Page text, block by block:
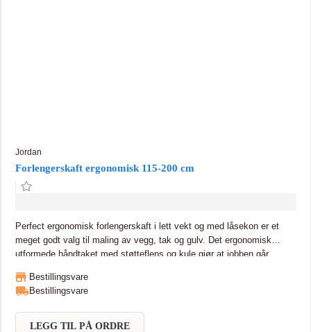
Jordan
Forlengerskaft ergonomisk 115-200 cm
Perfect ergonomisk forlengerskaft i lett vekt og med låsekon er et
meget godt valg til maling av vegg, tak og gulv. Det ergonomisk
utformede håndtaket med støtteflens og kule gjør at jobben går
fleste malejobber og gir et jevnere og penere sluttresultat.
Bestillingsvare
Bestillingsvare
LEGG TIL PÅ ORDRE